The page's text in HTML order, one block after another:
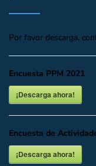
Por favor descarga,
Encuesta PPM 2021
¡Descarga ahora!
Encuesta de
¡Descarga ahora!